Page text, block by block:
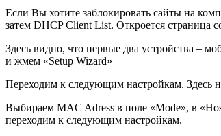
Если Вы хотите заблокировать сайты на
затем DHCP Client List. Откроется страница
Здесь видно, что первые два устройства –
и жмем «Setup Wizard»
Переходим к следующим настройкам. Здесь
Выбираем MAC Adress в поле «Mode», в
переходим к следующим настройкам.